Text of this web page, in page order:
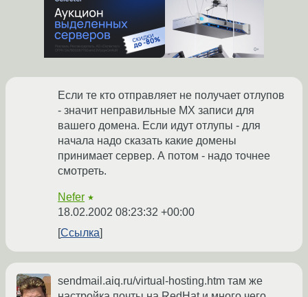
Если те кто отправляет не получает отлупов
- значит неправильные MX записи для
вашего домена. Если идут отлупы - для
начала надо сказать какие домены
принимает сервер. А потом - надо точнее
смотреть.
Nefer ★
18.02.2002 08:23:32 +00:00
Ссылка
sendmail.aiq.ru/virtual-hosting.htm там же